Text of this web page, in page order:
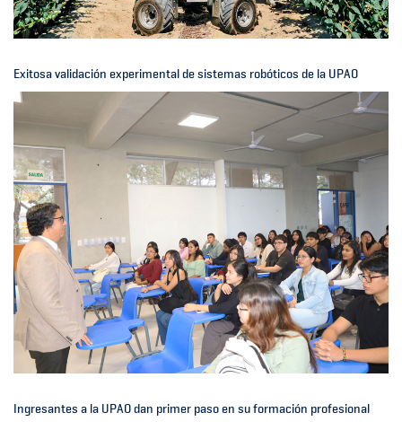
Exitosa validación experimental de sistemas robóticos de la UPAO
Ingresantes a la UPAO dan primer paso en su formación profesional